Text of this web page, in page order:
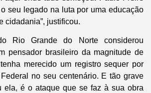
seu legado na luta por uma educação
cidadania”, justificou.
Rio Grande do Norte considerou
pensador brasileiro da magnitude de
merecido um registro sequer por
no seu centenário. E tão grave
ela, é o ataque que se faz à sua obra